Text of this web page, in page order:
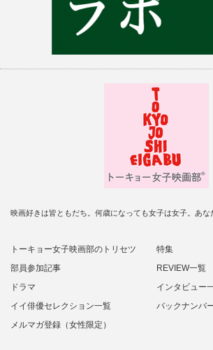
映画好きは皆ともだち。何歳になっても女子は女子。あな
トーキョー女子映画部のトリセツ
特集
部員参加記事
REVIEW一覧
ドラマ
インタビュー
イイ俳優セレクション一覧
バックナンバ
メルマガ登録（女性限定）